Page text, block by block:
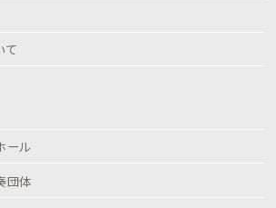
て
ール
団体